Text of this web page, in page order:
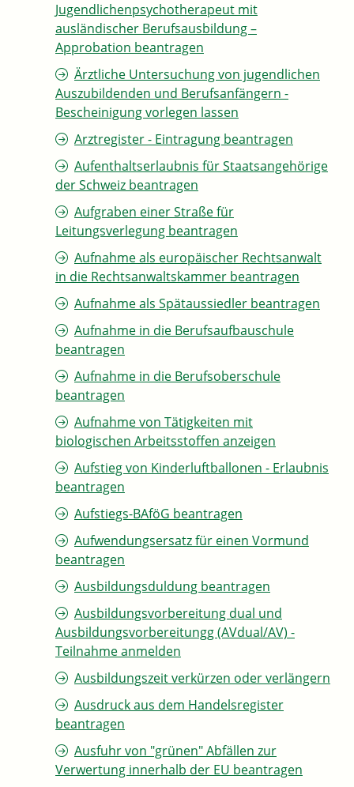
Jugendlichenpsychotherapeut mit
ausländischer Berufsausbildung –
Approbation beantragen
Ärztliche Untersuchung von jugendlichen
Auszubildenden und Berufsanfängern -
Bescheinigung vorlegen lassen
Arztregister - Eintragung beantragen
Aufenthaltserlaubnis für Staatsangehörige
der Schweiz beantragen
Aufgraben einer Straße für
Leitungsverlegung beantragen
Aufnahme als europäischer Rechtsanwalt
in die Rechtsanwaltskammer beantragen
Aufnahme als Spätaussiedler beantragen
Aufnahme in die Berufsaufbauschule
beantragen
Aufnahme in die Berufsoberschule
beantragen
Aufnahme von Tätigkeiten mit
biologischen Arbeitsstoffen anzeigen
Aufstieg von Kinderluftballonen - Erlaubnis
beantragen
Aufstiegs-BAföG beantragen
Aufwendungsersatz für einen Vormund
beantragen
Ausbildungsduldung beantragen
Ausbildungsvorbereitung dual und
Ausbildungsvorbereitungg (AVdual/AV) -
Teilnahme anmelden
Ausbildungszeit verkürzen oder verlängern
Ausdruck aus dem Handelsregister
beantragen
Ausfuhr von "grünen" Abfällen zur
Verwertung innerhalb der EU beantragen